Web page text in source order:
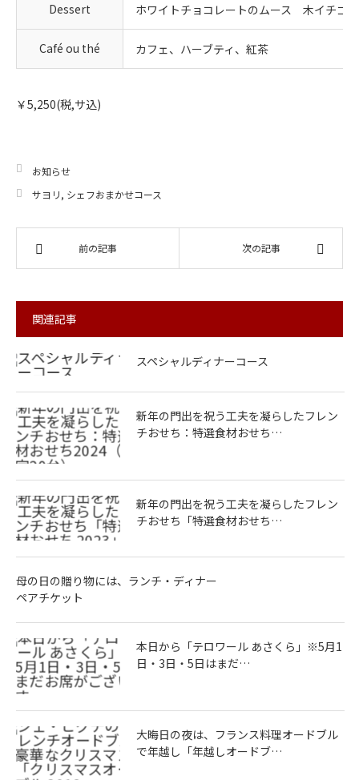
Dessert ホワイトチョコレートのムース 木イチゴ
Café ou thé カフェ、ハーブティ、紅茶
￥5,250(税,サ込)
お知らせ
サヨリ, シェフおまかせコース
前の記事 次の記事
関連記事
スペシャルディナーコース
新年の門出を祝う工夫を凝らしたフレン
チおせち：特選食材おせち…
新年の門出を祝う工夫を凝らしたフレン
チおせち「特選食材おせち…
母の日の贈り物には、ランチ・ディナー
ペアチケット
本日から「テロワール あさくら」※5月1
日・3日・5日はまだ…
大晦日の夜は、フランス料理オードブル
で年越し「年越しオードブ…